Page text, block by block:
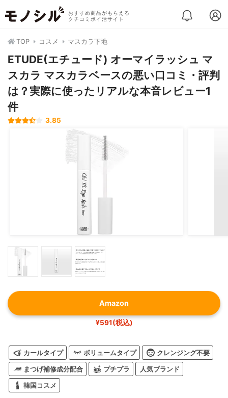
おすすめ商品がもらえる
クチコミポイ活サイト
TOP コスメ マスカラ下地
ETUDE(エチュード) オーマイラッシュ マ
スカラ マスカラベースの悪い口コミ・評判
は？実際に使ったリアルな本音レビュー1
件
3.85
Amazon
¥591(税込)
カールタイプ ボリュームタイプ クレンジング不要
まつげ補修成分配合 プチプラ 人気ブランド
韓国コスメ